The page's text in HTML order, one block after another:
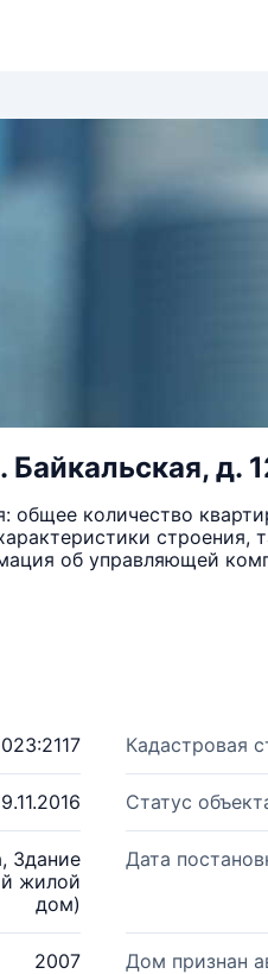
Байкальская, д.
количество
строения,
об управляющей
Кадастровая
Статус
Здание
жилой
дом)
Дата
2007 Дом признан